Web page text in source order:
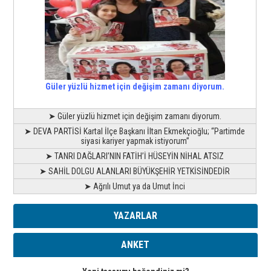
Güler yüzlü hizmet için değişim zamanı diyorum.
➤ Güler yüzlü hizmet için değişim zamanı diyorum.
➤ DEVA PARTİSİ Kartal İlçe Başkanı İltan Ekmekçioğlu; “Partimde
siyasi kariyer yapmak istiyorum”
➤ TANRI DAĞLARI’NIN FATİH’İ HÜSEYİN NİHAL ATSIZ
➤ SAHİL DOLGU ALANLARI BÜYÜKŞEHİR YETKİSİNDEDİR
➤ Ağrılı Umut ya da Umut İnci
YAZARLAR
ANKET